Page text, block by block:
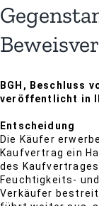
BGH, Beschluss
veröffentlicht in
Entscheidung
Die Käufer
Kaufvertrag ein
des
Feuchtigkeits-
Verkäufer